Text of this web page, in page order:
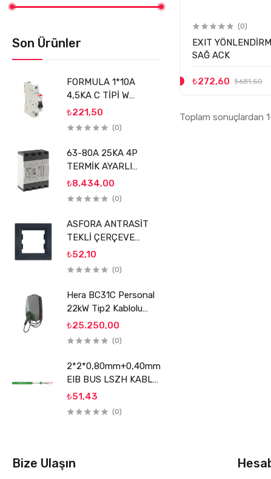
Son Ürünler
FORMULA 1*10A
4,5KA C TİPİ W
OTOMATİK SİGORTA
(FMS1LC10) ABB
₺221,50
(0)
63-80A 25KA 4P
TERMİK AYARLI
KOMPAKT ŞALTER
SİGMA
₺8.434,00
(0)
ASFORA ANTRASİT
TEKLİ ÇERÇEVE
SCHNEİDER
₺52,10
(0)
Hera BC31C Personal
22kW Tip2 Kablolu
Elektrikli Araç Şarj
Ünitesi
₺25.250,00
(0)
2*2*0,80mm+0,40mm
EIB BUS LSZH KABLO
REÇBER
₺51,43
(0)
(0)
EXIT
SAĞ ACK
₺272,60 ₺681,50
Toplam sonuçlardan
Bize Ulaşın